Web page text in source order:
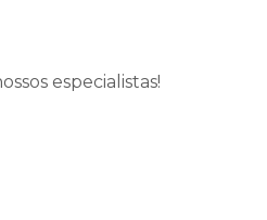
especialistas!